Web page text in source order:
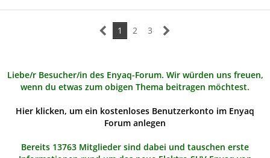
1 2 3
Liebe/r Besucher/in des Enyaq-Forum. Wir würden uns freuen,
wenn du etwas zum obigen Thema beitragen möchtest.
Hier klicken, um ein kostenloses Benutzerkonto im Enyaq
Forum anlegen
Bereits 13763 Mitglieder sind dabei und tauschen erste